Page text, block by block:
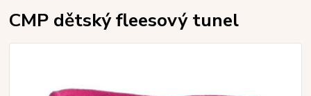
CMP dětský fleesový tunel